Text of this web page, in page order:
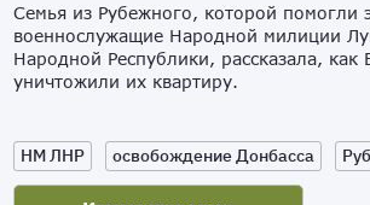
Семья из Рубежного, которой помогли
военнослужащие Народной милиции
Народной Республики, рассказала, как
уничтожили их квартиру.
НМ ЛНР освобождение Донбасса